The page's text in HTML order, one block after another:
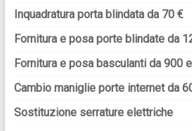
Inquadratura porta blindata da 70 €
Fornitura e posa porte blindate da
Fornitura e posa basculanti da 900
Cambio maniglie porte internet da
Sostituzione serrature elettriche